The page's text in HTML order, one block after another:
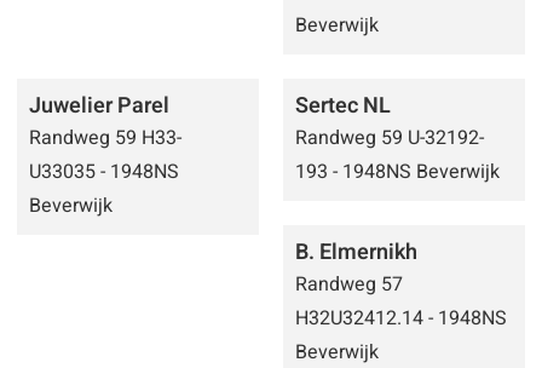
Beverwijk
Juwelier Parel
Randweg 59 H33-
U33035 - 1948NS
Beverwijk
Sertec NL
Randweg 59 U-32192-
193 - 1948NS Beverwijk
B. Elmernikh
Randweg 57
H32U32412.14 - 1948NS
Beverwijk